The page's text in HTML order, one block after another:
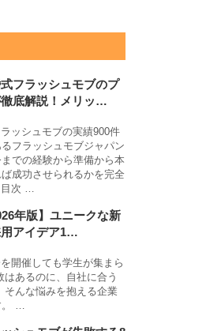
フラッシュモブのプ
徹底解説！メリッ…
ッシュモブの実績900件
フラッシュモブジャパン
での経験から準備から本
成功させられるかを完全
次 …
年版】ユニークな新
アイデア1…
開催しても学生が集まら
はあるのに、自社に合う
そんな悩みを抱える企業
。 …